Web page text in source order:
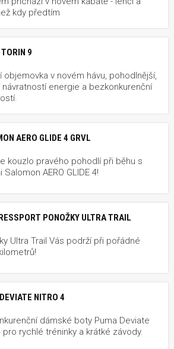
kdy předtím
9
objemovka v novém hávu, pohodlnější,
návratností energie a bezkonkurenční
AERO GLIDE 4 GRVL
kouzlo pravého pohodlí při běhu s
Salomon AERO GLIDE 4!
PONOŽKY ULTRA TRAIL
Ultra Trail Vás podrží při pořádné
NITRO 4
dámské boty Puma Deviate
pro rychlé tréninky a krátké závody.